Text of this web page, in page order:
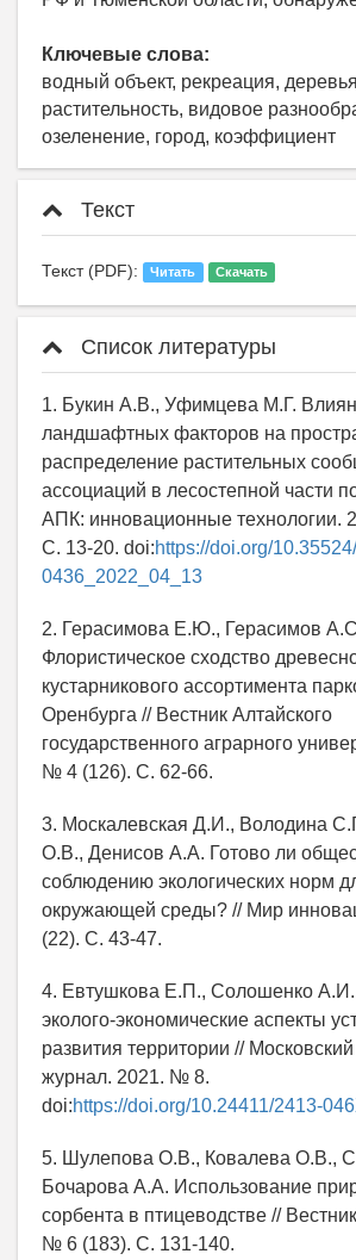
Ключевые слова:
водный объект, рекреация,
растительность, видовое
озеленение, город, коэффициент
Текст
Текст (PDF): Читать Скачать
Список литературы
1. Букин А.В., Уфимцева М.Г.
ландшафтных факторов на
распределение растительных
ассоциаций в лесостепной части
АПК: инновационные технологии.
С. 13-20. doi:https://doi.org/
0436_2022_04_13
2. Герасимова Е.Ю., Герасимов
Флористическое сходство
кустарникового ассортимента
Оренбурга // Вестник Алтайского
государственного аграрного
№ 4 (126). С. 62-66.
3. Москалевская Д.И., Володина
О.В., Денисов А.А. Готово ли
соблюдению экологических норм
окружающей среды? // Мир
(22). С. 43-47.
4. Евтушкова Е.П., Солошенко
эколого-экономические аспекты
развития территории //
журнал. 2021. № 8.
doi:https://doi.org/10.24411/2413-
5. Шулепова О.В., Ковалева О.В.,
Бочарова А.А. Использование
сорбента в птицеводстве //
№ 6 (183). С. 131-140.